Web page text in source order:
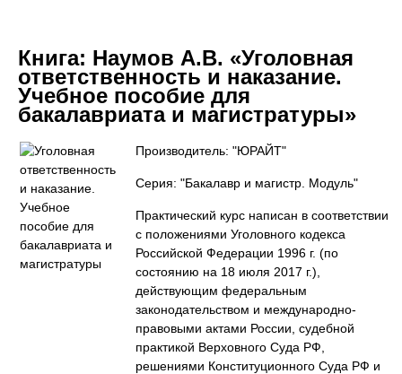
Книга: Наумов А.В. «Уголовная
ответственность и наказание.
Учебное пособие для
бакалавриата и магистратуры»
Производитель: "ЮРАЙТ"
Серия: "Бакалавр и магистр. Модуль"
Практический курс написан в соответствии
с положениями Уголовного кодекса
Российской Федерации 1996 г. (по
состоянию на 18 июля 2017 г.),
действующим федеральным
законодательством и международно-
правовыми актами России, судебной
практикой Верховного Суда РФ,
решениями Конституционного Суда РФ и